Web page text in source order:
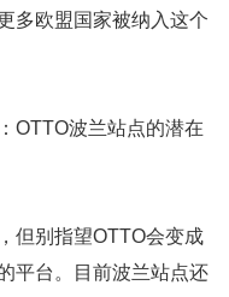
多欧盟国家被纳入这个
OTTO波兰站点的潜在
别指望OTTO会变成
平台。目前波兰站点还